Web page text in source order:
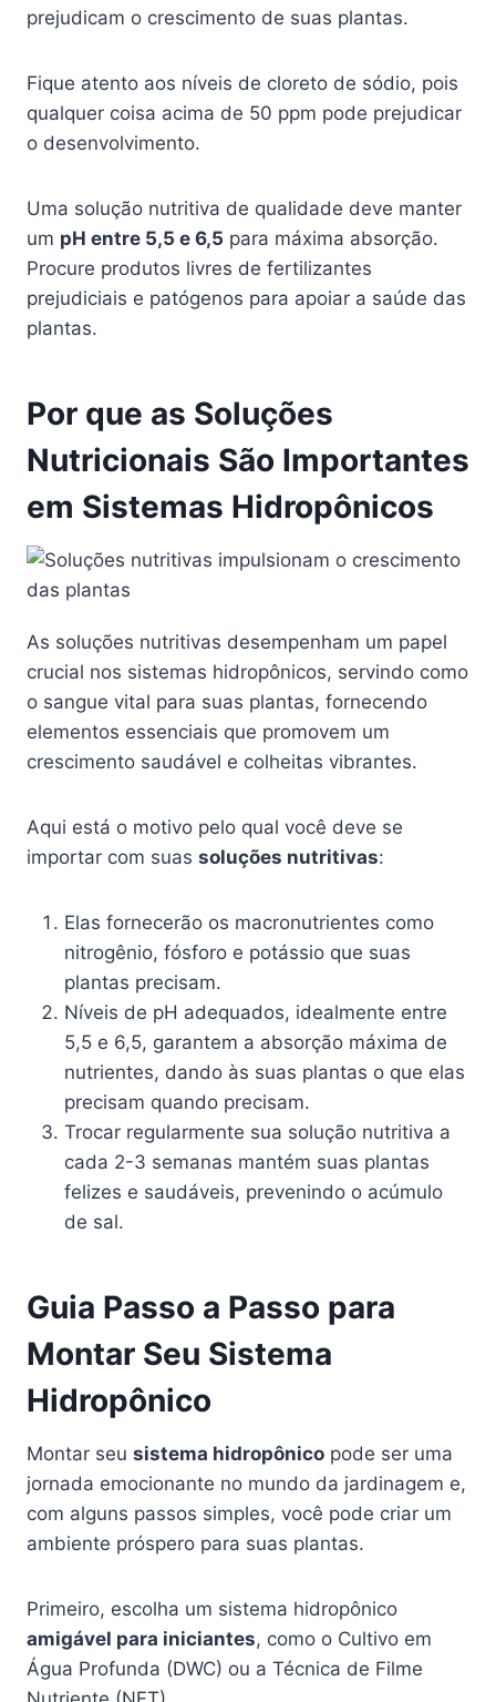
prejudicam o crescimento de suas plantas.
Fique atento aos níveis de cloreto de sódio, pois
qualquer coisa acima de 50 ppm pode prejudicar
o desenvolvimento.
Uma solução nutritiva de qualidade deve manter
um pH entre 5,5 e 6,5 para máxima absorção.
Procure produtos livres de fertilizantes
prejudiciais e patógenos para apoiar a saúde das
plantas.
Por que as Soluções
Nutricionais São Importantes
em Sistemas Hidropônicos
As soluções nutritivas desempenham um papel
crucial nos sistemas hidropônicos, servindo como
o sangue vital para suas plantas, fornecendo
elementos essenciais que promovem um
crescimento saudável e colheitas vibrantes.
Aqui está o motivo pelo qual você deve se
importar com suas soluções nutritivas:
Elas fornecerão os macronutrientes como
nitrogênio, fósforo e potássio que suas
plantas precisam.
Níveis de pH adequados, idealmente entre
5,5 e 6,5, garantem a absorção máxima de
nutrientes, dando às suas plantas o que elas
precisam quando precisam.
Trocar regularmente sua solução nutritiva a
cada 2-3 semanas mantém suas plantas
felizes e saudáveis, prevenindo o acúmulo
de sal.
Guia Passo a Passo para
Montar Seu Sistema
Hidropônico
Montar seu sistema hidropônico pode ser uma
jornada emocionante no mundo da jardinagem e,
com alguns passos simples, você pode criar um
ambiente próspero para suas plantas.
Primeiro, escolha um sistema hidropônico
amigável para iniciantes, como o Cultivo em
Água Profunda (DWC) ou a Técnica de Filme